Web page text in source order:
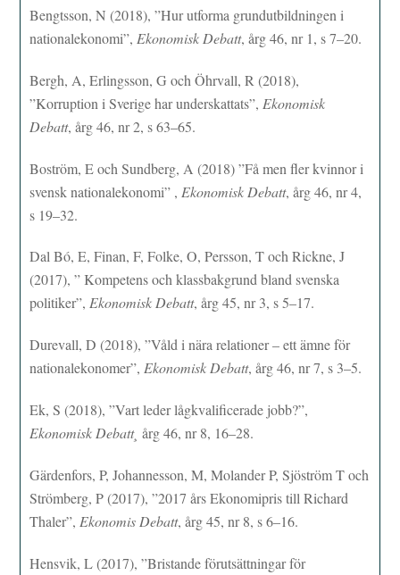
Bengtsson, N (2018), ”Hur utforma grundutbildningen i
nationalekonomi”, Ekonomisk Debatt, årg 46, nr 1, s 7–20.
Bergh, A, Erlingsson, G och Öhrvall, R (2018),
”Korruption i Sverige har underskattats”, Ekonomisk
Debatt, årg 46, nr 2, s 63–65.
Boström, E och Sundberg, A (2018) ”Få men fler kvinnor i
svensk nationalekonomi” , Ekonomisk Debatt, årg 46, nr 4,
s 19–32.
Dal Bó, E, Finan, F, Folke, O, Persson, T och Rickne, J
(2017), ” Kompetens och klassbakgrund bland svenska
politiker”,Ekonomisk Debatt, årg 45, nr 3, s 5–17.
Durevall, D (2018), ”Våld i nära relationer – ett ämne för
nationalekonomer”, Ekonomisk Debatt, årg 46, nr 7, s 3–5.
Ek, S (2018), ”Vart leder lågkvalificerade jobb?”,
Ekonomisk Debatt¸ årg 46, nr 8, 16–28.
Gärdenfors, P, Johannesson, M, Molander P, Sjöström T och
Strömberg, P (2017), ”2017 års Ekonomipris till Richard
Thaler”, Ekonomis Debatt, årg 45, nr 8, s 6–16.
Hensvik, L (2017), ”Bristande förutsättningar för